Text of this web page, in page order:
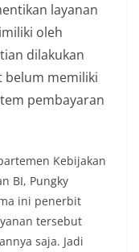
layanan
oleh
dilakukan
belum memiliki
pembayaran
Kebijakan
BI, Pungky
ini penerbit
tersebut
saja. Jadi